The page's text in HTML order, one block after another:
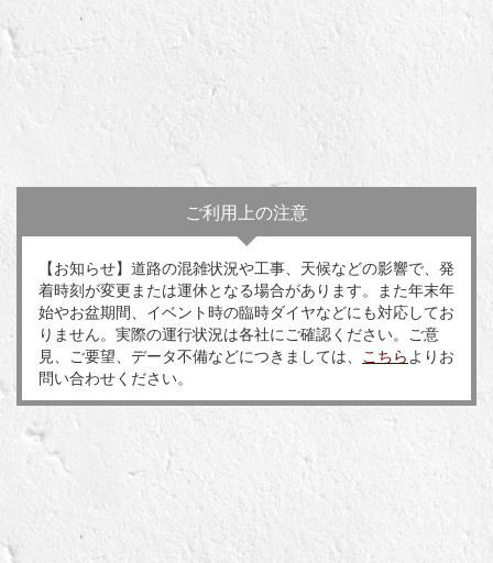
ご利用上の注意
【お知らせ】道路の混雑状況や工事、天候などの影響で、発
着時刻が変更または運休となる場合があります。また年末年
始やお盆期間、イベント時の臨時ダイヤなどにも対応してお
りません。実際の運行状況は各社にご確認ください。ご意
見、ご要望、データ不備などにつきましては、
こちら よりお
問い合わせください。